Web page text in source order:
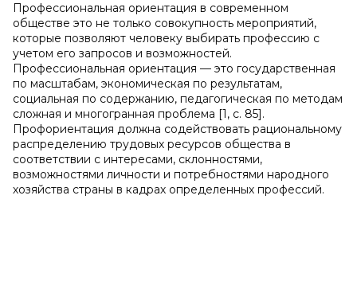
Профессиональная ориентация в современном
обществе это не только совокупность мероприятий,
которые позволяют человеку выбирать профессию с
учетом его запросов и возможностей.
Профессиональная ориентация — это государственная
по масштабам, экономическая по результатам,
социальная по содержанию, педагогическая по методам
сложная и многогранная проблема [1, с. 85].
Профориентация должна содействовать рациональному
распределению трудовых ресурсов общества в
соответствии с интересами, склонностями,
возможностями личности и потребностями народного
хозяйства страны в кадрах определенных профессий.